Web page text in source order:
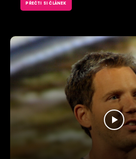
PŘEČTI SI ČLÁNEK